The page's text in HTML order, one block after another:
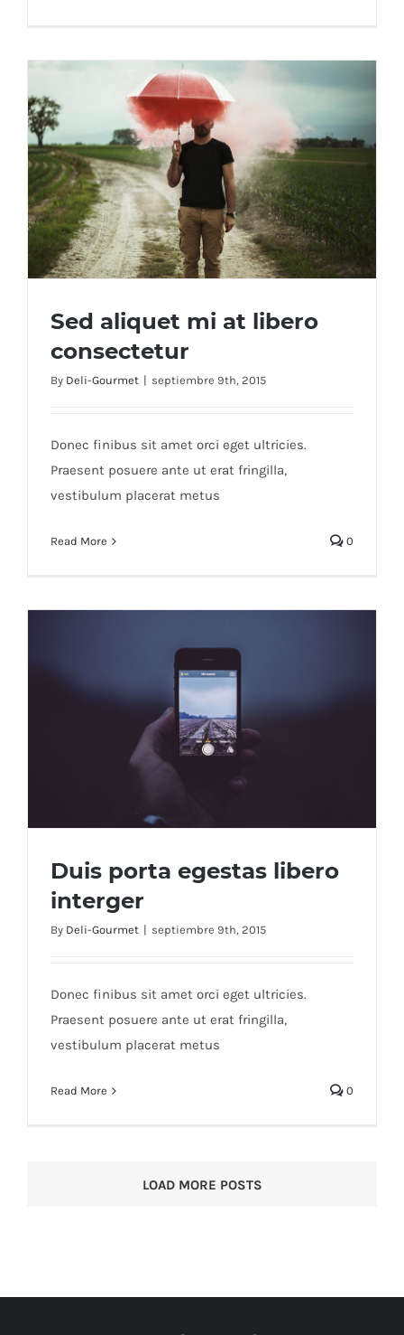
Sed aliquet mi at libero
consectetur
By Deli-Gourmet | septiembre 9th, 2015
Donec finibus sit amet orci eget ultricies.
Praesent posuere ante ut erat fringilla,
vestibulum placerat metus
Read More 0
Duis porta egestas libero
interger
By Deli-Gourmet | septiembre 9th, 2015
Donec finibus sit amet orci eget ultricies.
Praesent posuere ante ut erat fringilla,
vestibulum placerat metus
Read More 0
LOAD MORE POSTS